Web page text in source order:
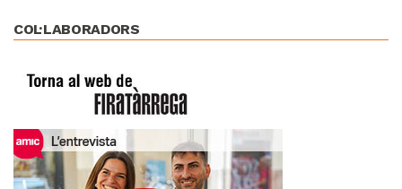
COL·LABORADORS